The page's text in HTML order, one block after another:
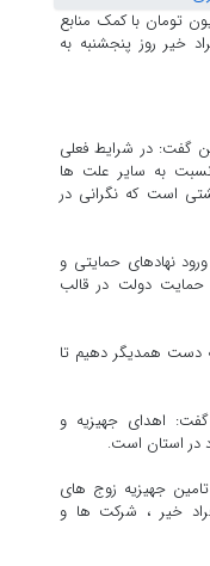
۳۰ سری جهیزیه با اعتبار ۳۰۰ میلیون تومان با کمک منابع
خیر روز پنجشنبه به
گفت: در شرایط فعلی
به سایر علت ها
است که نگرانی در
نهادهای حمایتی و
حمایت دولت در قالب
همدیگر دهیم تا
گفت: اهدای جهیزیه و
در استان است.
تامین جهیزیه زوج های
خیر ، شرکت ها و